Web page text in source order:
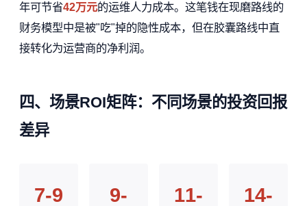
年可节省42万元的运维人力成本。这笔钱在现磨路线的
财务模型中是被"吃"掉的隐性成本，但在胶囊路线中直
接转化为运营商的净利润。
四、场景ROI矩阵：不同场景的投资回报
差异
7-9 9- 11- 14-